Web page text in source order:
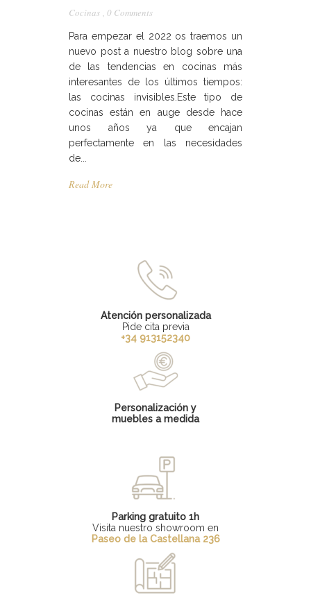
Cocinas , 0 Comments
Para empezar el 2022 os traemos un
nuevo post a nuestro blog sobre una
de las tendencias en cocinas más
interesantes de los últimos tiempos:
las cocinas invisibles.Este tipo de
cocinas están en auge desde hace
unos años ya que encajan
perfectamente en las necesidades
de...
Read More
Atención personalizada
Pide cita previa
+34 913152340
Personalización y
muebles a medida
Parking gratuito 1h
Visita nuestro showroom en
Paseo de la Castellana 236